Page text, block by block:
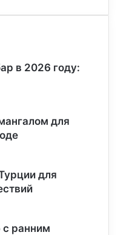
в 2026 году:
для
для
ранним